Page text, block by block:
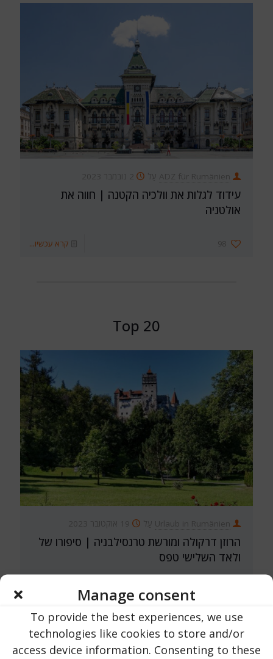
Manage consent
To provide the best experiences, we use
technologies like cookies to store and/or
access device information. Consenting to these
ADZ für Rumänien עַל 2 נובמבר 2023
עידוד לגלות את וולכיה הקטנה | חווה את
אולטניה
98 קרא עכשיו...
Top 20
Urlaub in Rumänien עַל 19 אוקטובר 2023
הרוזן דרקולה ומורשת טרנסילבניה | סיפורו של
ולאד השלישי טפס